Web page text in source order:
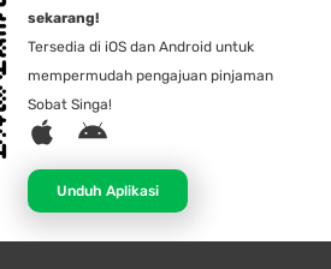
sekarang!
Tersedia di iOS dan Android untuk
mempermudah pengajuan pinjaman
Sobat Singa!
A
p
l
e
A
d
r
o
Unduh Aplikasi